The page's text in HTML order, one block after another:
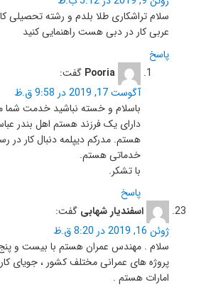
سلام تراشکاری طلا بلدم و رشته تحصیلی
عربی کار در دبی هست راهنمایی کنید
پاسخ
Pooria گفت:
آگوست 17, 2019 در 9:58 ق.ظ
دارای یک فرزند هستم اهل بندر
هستم. مدرکم دیپلمه دنبال کار در
خدماتی هستم.
با تشکر.
پاسخ
اسفندیار شهابی گفت:
ژوئن 16, 2019 در 8:20 ق.ظ
سلام . مهندس عمران هستم با بیست و پنج
پروژه های عمرانی مختلف کشور ، جویای
امارات هستم .